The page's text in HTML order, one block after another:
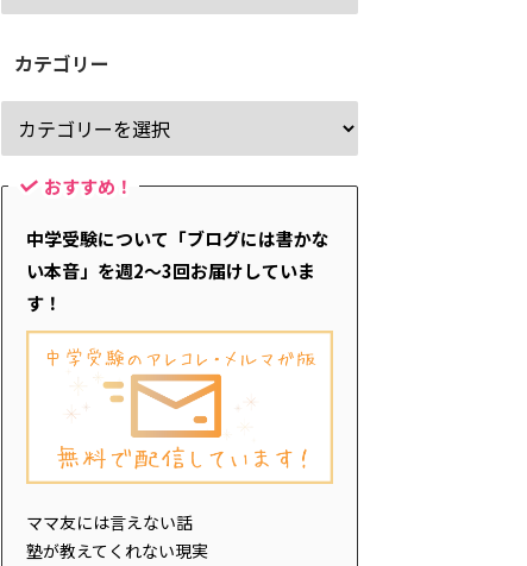
カテゴリー
おすすめ！
中学受験について「ブログには書かな
い本音」を週2～3回お届けしていま
す！
ママ友には言えない話
塾が教えてくれない現実